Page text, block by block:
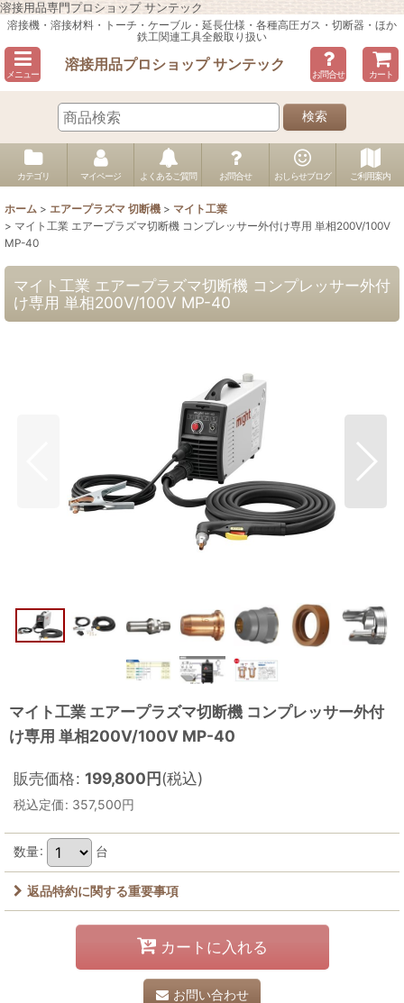
溶接用品専門プロショップ サンテック
溶接機・溶接材料・トーチ・ケーブル・延長仕様・各種高圧ガス・切断器・ほか
鉄工関連工具全般取り扱い
メニュー
溶接用品プロショップ サンテック
お問合せ カート
検索
カテゴリ マイページ よくあるご質問 お問合せ おしらせブログ ご利用案内
ホーム > エアープラズマ 切断機 > マイト工業
> マイト工業 エアープラズマ切断機 コンプレッサー外付け専用 単相200V/100V
MP-40
マイト工業 エアープラズマ切断機 コンプレッサー外付
け専用 単相200V/100V MP-40
マイト工業 エアープラズマ切断機 コンプレッサー外付
け専用 単相200V/100V MP-40
販売価格: 199,800円(税込)
税込定価: 357,500円
数量: 台
返品特約に関する重要事項
カートに入れる
お問い合わせ